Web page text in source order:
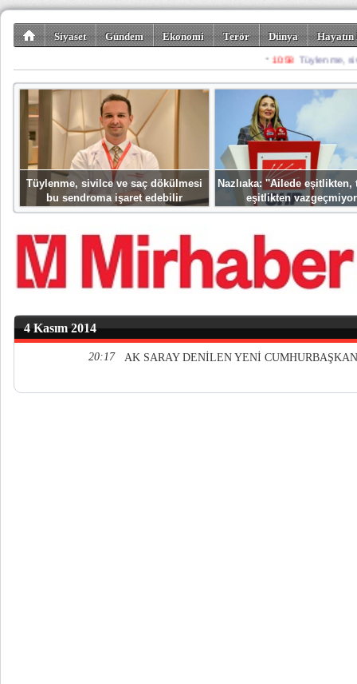
Siyaset Gündem Ekonomi Terör Dünya
Spor Misafir
Tüylenme, sivilce ve saç dökülmesi
bu sendroma işaret edebilir
Nazlıaka: ''Ailede eşitlikten,
eşitlikten
4 Kasım 2014
20:17 AK SARAY DENİLEN YENİ